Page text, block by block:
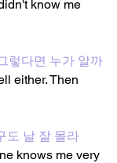
know me
렇다면 누가 알까
either. Then
도 날 잘 몰라
knows me very